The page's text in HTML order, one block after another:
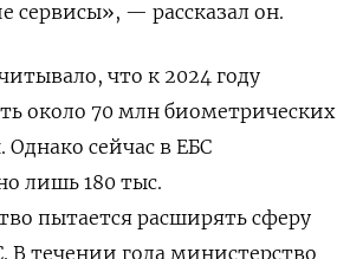
сервисы», — рассказал он.
что к 2024 году
около 70 млн биометрических
Однако сейчас в ЕБС
лишь 180 тыс.
пытается расширять сферу
В течении года министерство